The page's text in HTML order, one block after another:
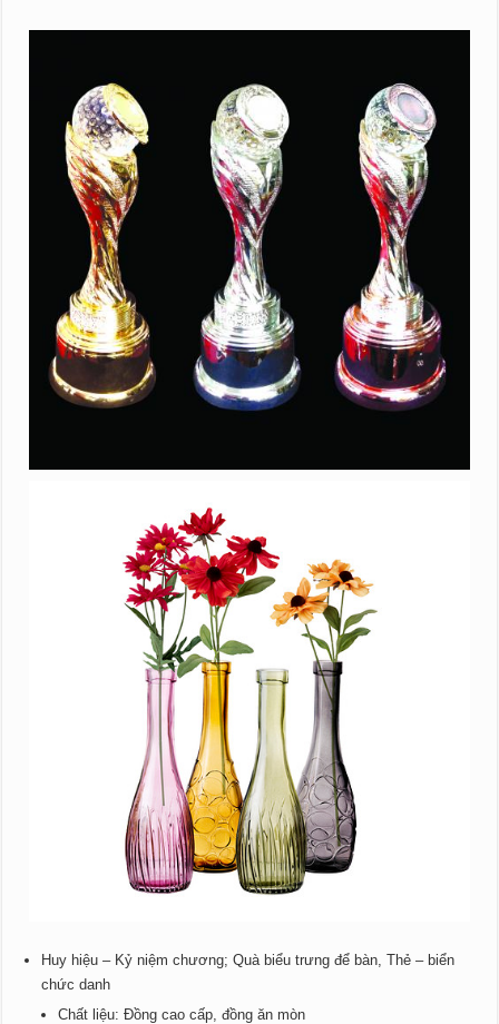
Huy hiệu – Kỷ niệm chương; Quà biểu trưng để bàn, Thẻ – biển
chức danh
Chất liệu: Đồng cao cấp, đồng ăn mòn